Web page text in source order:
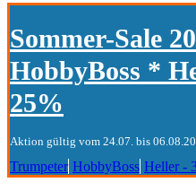
Sommer-Sale
HobbyBoss *
25%
Aktion gültig vom 24.07. bis
Trumpeter HobbyBoss Heller -